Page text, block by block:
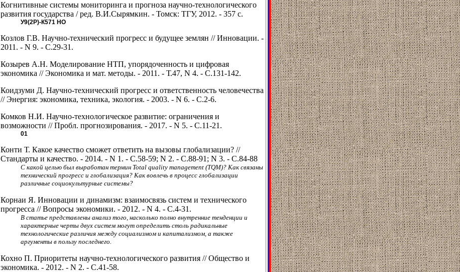
Когнитивные системы мониторинга и прогноза научно-технологического
развития государства / ред. В.И.Сырямкин. - Томск: ТГУ, 2012. - 357 с.
У9(2Р)-К571 НО
Козлов Г.В. Научно-технический прогресс и будущее землян // Инновации. -
2011. - N 9. - С.29-31.
Козырев А.Н. Моделирование НТП, упорядоченность и цифровая
экономика // Экономика и мат. методы. - 2011. - Т.47, N 4. - С.131-142.
Коидзуми Д. Научно-технический прогресс и ответственность человечества
// Энергия: экономика, техника, экология. - 2003. - N 6. - С.2-6.
Комков Н.И. Научно-технологическое развитие: ограничения и
возможности // Пробл. прогнозирования. - 2017. - N 5. - С.11-21.
01
Конти Т. Какое качество сможет ответить на вызовы глобализации? //
Стандарты и качество. - 2014. - N 1. - С.58-59; N 2. - С.88-91; N 3. - С.84-88
С какой целью был выработан термин Total quality management (TQM)? Как связаны
технический прогресс и глобализация? Как вовлечь в процесс глобализации
различные социокультурные системы?
Корнаи Я. Инновации и динамизм: взаимосвязь систем и технического
прогресса // Вопросы экономики. - 2012. - N 4. - С.4-31.
В статье представлены анализ того, насколько полно внутренние тенденции и
характерные черты двух систем могут определить столь радикальные
технологические различия между социализмом и капитализмом, а также
аргументы в пользу последнего.
Кохно П. Приоритеты научно-технологического развития // Общество и
экономика. - 2012. - N 2. - С.41-58.